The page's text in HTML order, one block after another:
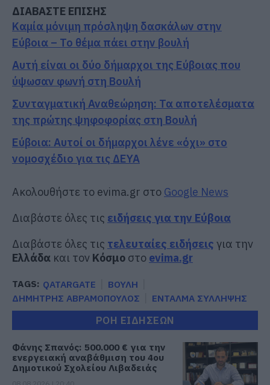
ΔΙΑΒΑΣΤΕ ΕΠΙΣΗΣ
Καμία μόνιμη πρόσληψη δασκάλων στην
Εύβοια – Το θέμα πάει στην βουλή
Αυτή είναι οι δύο δήμαρχοι της Εύβοιας που
ύψωσαν φωνή στη Βουλή
Συνταγματική Αναθεώρηση: Τα αποτελέσματα
της πρώτης ψηφοφορίας στη Βουλή
Εύβοια: Αυτοί οι δήμαρχοι λένε «όχι» στο
νομοσχέδιο για τις ΔΕΥΑ
Ακολουθήστε το evima.gr στο Google News
Διαβάστε όλες τις ειδήσεις για την Εύβοια
Διαβάστε όλες τις τελευταίες ειδήσεις για την
Ελλάδα και τον Κόσμο στο evima.gr
TAGS: QATARGATE
ΒΟΥΛΗ
ΔΗΜΗΤΡΗΣ ΑΒΡΑΜΟΠΟΥΛΟΣ
ΕΝΤΑΛΜΑ ΣΥΛΛΗΨΗΣ
ΡΟΗ ΕΙΔΗΣΕΩΝ
Φάνης Σπανός: 500.000 € για την
ενεργειακή αναβάθμιση του 4ου
Δημοτικού Σχολείου Λιβαδειάς